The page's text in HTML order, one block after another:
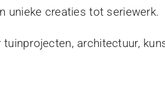
unieke creaties tot seriewerk.
architectuur,